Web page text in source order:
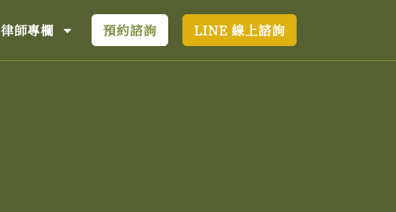
律師專欄 預約諮詢 LINE 線上諮詢